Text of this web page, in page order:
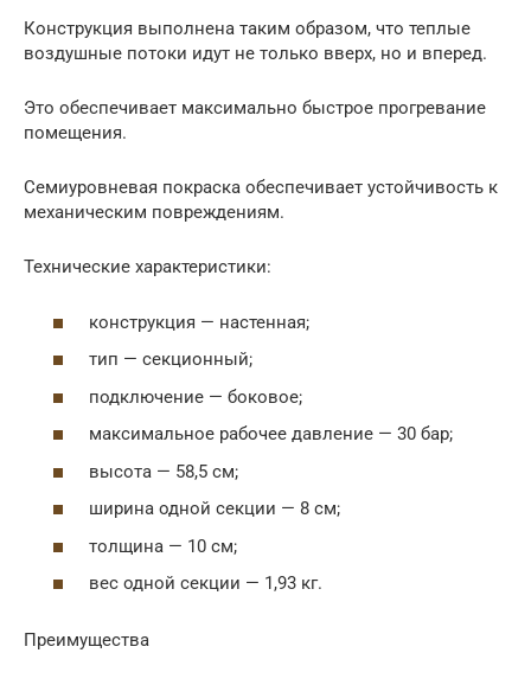
Конструкция выполнена таким образом, что теплые
воздушные потоки идут не только вверх, но и вперед.
Это обеспечивает максимально быстрое прогревание
помещения.
Семиуровневая покраска обеспечивает устойчивость к
механическим повреждениям.
Технические характеристики:
конструкция — настенная;
тип — секционный;
подключение — боковое;
максимальное рабочее давление — 30 бар;
высота — 58,5 см;
ширина одной секции — 8 см;
толщина — 10 см;
вес одной секции — 1,93 кг.
Преимущества